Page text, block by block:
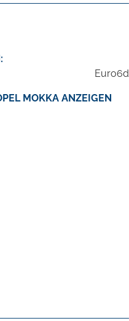
Euro6d
MOKKA ANZEIGEN